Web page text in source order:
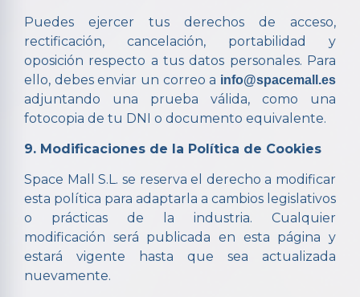
Puedes ejercer tus derechos de acceso,
rectificación, cancelación, portabilidad y
oposición respecto a tus datos personales. Para
ello, debes enviar un correo a info@spacemall.es
adjuntando una prueba válida, como una
fotocopia de tu DNI o documento equivalente.
9. Modificaciones de la Política de Cookies
Space Mall S.L. se reserva el derecho a modificar
esta política para adaptarla a cambios legislativos
o prácticas de la industria. Cualquier
modificación será publicada en esta página y
estará vigente hasta que sea actualizada
nuevamente.